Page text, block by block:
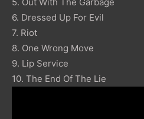
6. Dressed Up For Evil
7. Riot
8. One Wrong Move
9. Lip Service
10. The End Of The Lie